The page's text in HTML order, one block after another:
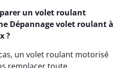
un volet roulant
Dépannage volet roulant à
?
un volet roulant motorisé